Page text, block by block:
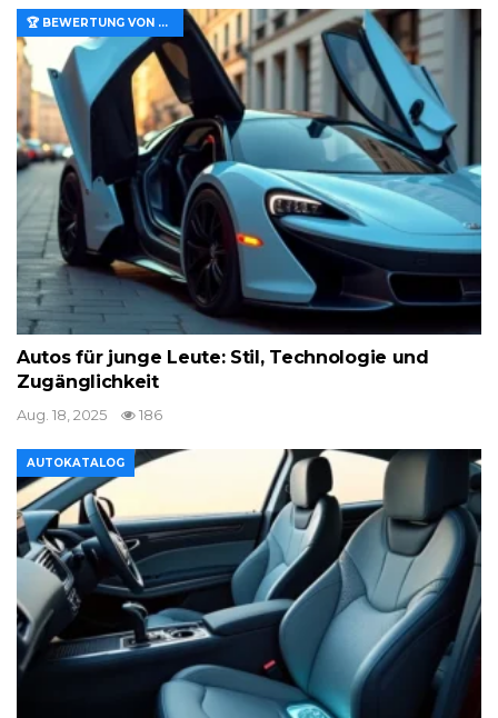
🏆 BEWERTUNG VON MERKMALEN UND WERT
Autos für junge Leute: Stil, Technologie und
Zugänglichkeit
Aug. 18, 2025 186
AUTOKATALOG